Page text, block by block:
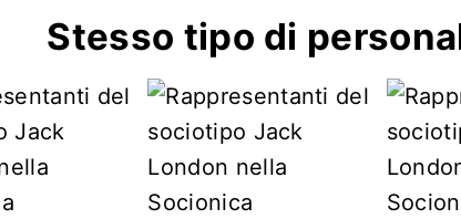
Stesso tipo di